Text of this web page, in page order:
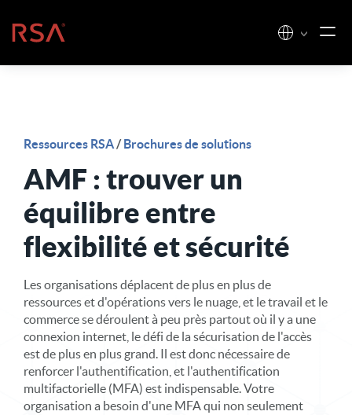
Accueil
Ressources RSA/Brochures de solutions
AMF : trouver un
équilibre entre
flexibilité et sécurité
Les organisations déplacent de plus en plus de
ressources et d'opérations vers le nuage, et le travail et le
commerce se déroulent à peu près partout où il y a une
connexion internet, le défi de la sécurisation de l'accès
est de plus en plus grand. Il est donc nécessaire de
renforcer l'authentification, et l'authentification
multifactorielle (MFA) est indispensable. Votre
organisation a besoin d'une MFA qui non seulement